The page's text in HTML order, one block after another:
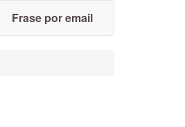
Frase por email